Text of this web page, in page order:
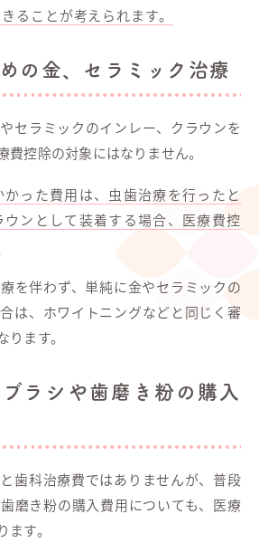
ることが考えられます。
の金、セラミック治療
セラミックのインレー、クラウンを
費控除の対象にはなりません。
った費用は、虫歯治療を行ったと
ンとして装着する場合、医療費控
を伴わず、単純に金やセラミックの
は、ホワイトニングなどと同じく審
ます。
ラシや歯磨き粉の購入
歯科治療費ではありませんが、普段
磨き粉の購入費用についても、医療
す。